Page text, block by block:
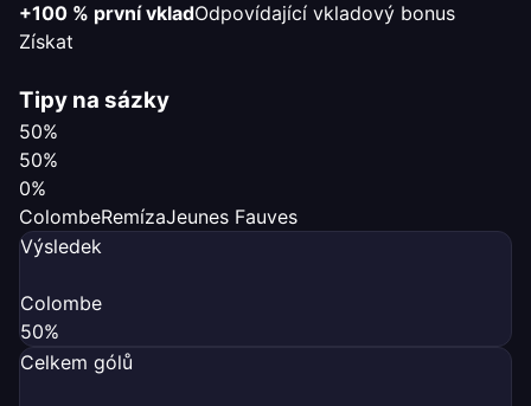
+100 % první vkladOdpovídající vkladový bonus
Získat
Tipy na sázky
50%
50%
0%
ColombeRemízaJeunes Fauves
Výsledek
Colombe
50%
Celkem gólů